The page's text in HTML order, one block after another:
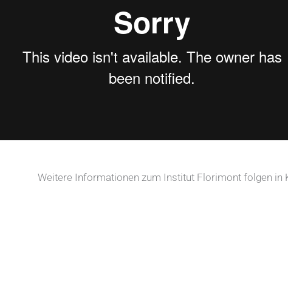
Weitere Informationen zum Institut Florimont folgen in